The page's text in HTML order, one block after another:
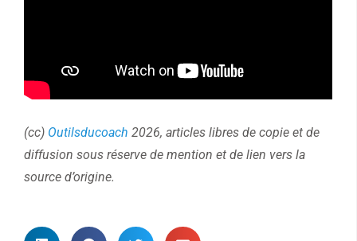
(cc) Outilsducoach 2026, articles libres de copie et de
diffusion sous réserve de mention et de lien vers la
source d’origine.